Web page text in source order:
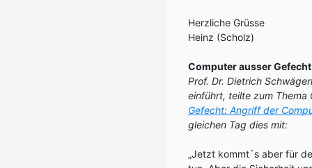
Herzliche Grüsse
Heinz (Scholz)
Computer ausser Gefecht
Prof. Dr. Dietrich
einführt, teilte zum
Gefecht: Angriff der
gleichen Tag dies mit:
„Jetzt kommt´s aber für